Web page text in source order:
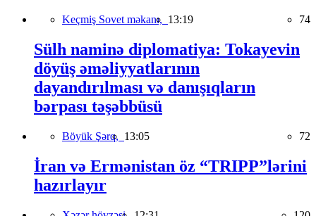
Keçmiş Sovet məkanı, 13:19 74
Sülh naminə diplomatiya: Tokayevin
döyüş əməliyyatlarının
dayandırılması və danışıqların
bərpası təşəbbüsü
Böyük Şərq, 13:05 72
İran və Ermənistan öz “TRIPP”lərini
hazırlayır